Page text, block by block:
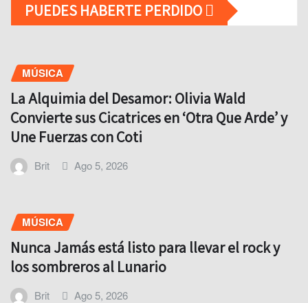
PUEDES HABERTE PERDIDO
MÚSICA
La Alquimia del Desamor: Olivia Wald
Convierte sus Cicatrices en ‘Otra Que Arde’ y
Une Fuerzas con Coti
Brit Ago 5, 2026
MÚSICA
Nunca Jamás está listo para llevar el rock y
los sombreros al Lunario
Brit Ago 5, 2026